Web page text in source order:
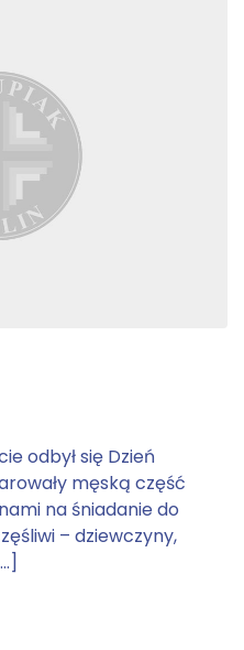
odbył się Dzień
męską część
na śniadanie do
– dziewczyny,